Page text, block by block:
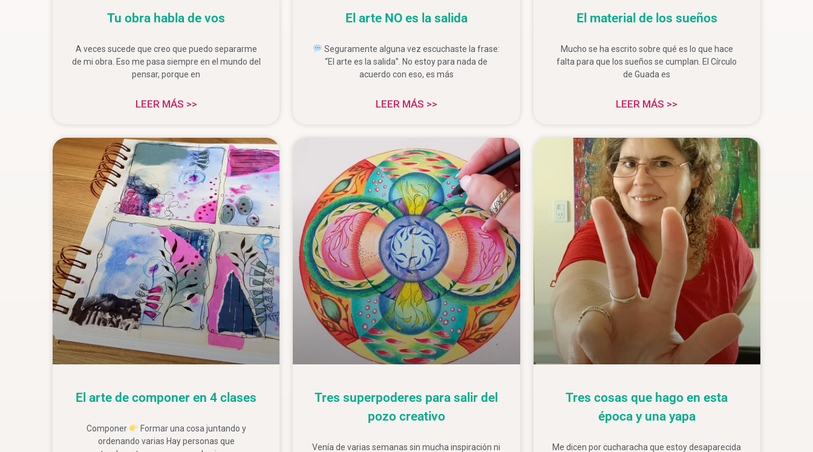
Tu obra habla de vos
A veces sucede que creo que puedo separarme
de mi obra. Eso me pasa siempre en el mundo del
pensar, porque en
LEER MÁS >>
El arte NO es la salida
Seguramente alguna vez escuchaste la frase:
“El arte es la salida”. No estoy para nada de
acuerdo con eso, es más
LEER MÁS >>
El material de los sueños
Mucho se ha escrito sobre qué es lo que hace
falta para que los sueños se cumplan. El Círculo
de Guada es
LEER MÁS >>
El arte de componer en 4 clases
Componer
Formar una cosa juntando y
ordenando varias Hay personas que
Tres superpoderes para salir del
pozo creativo
Venía de varias semanas sin mucha inspiración ni
Tres cosas que hago en esta
época y una yapa
Me dicen por cucharacha que estoy desaparecida